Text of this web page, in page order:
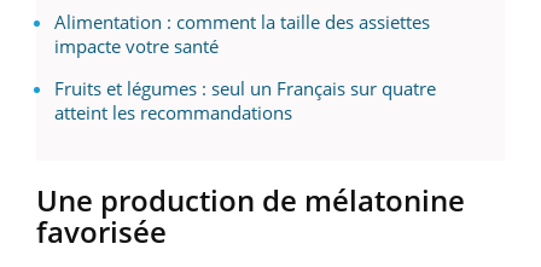
Alimentation : comment la taille des assiettes
impacte votre santé
Fruits et légumes : seul un Français sur quatre
atteint les recommandations
Une production de mélatonine
favorisée